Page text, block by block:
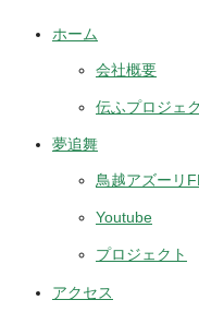
ホーム
会社概要
伝ふプロジェ
夢追舞
鳥越アズーリ
Youtube
プロジェクト
アクセス